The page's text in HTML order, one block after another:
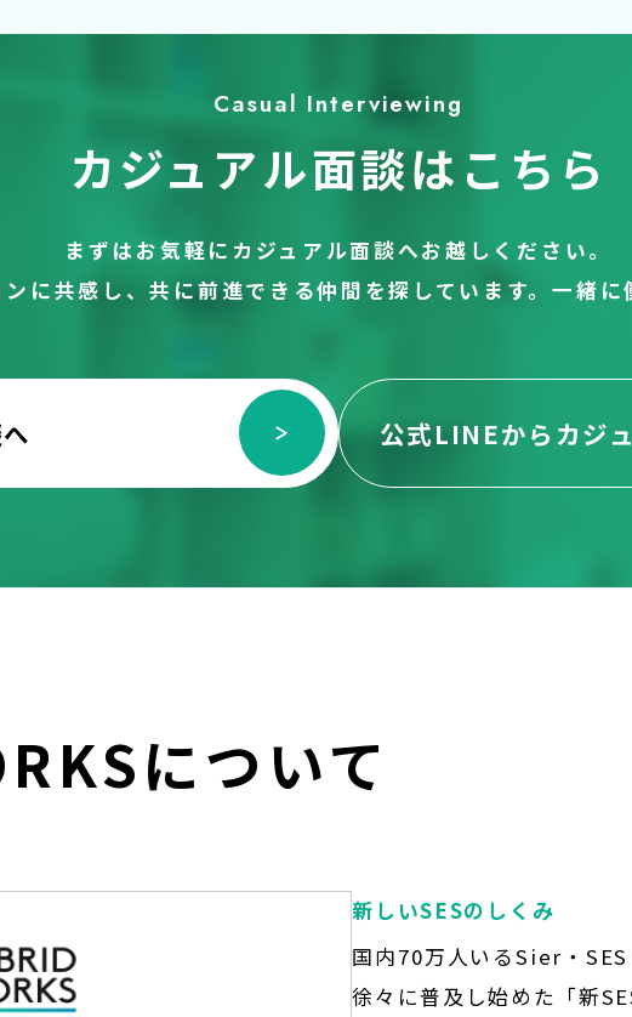
Casual Interviewing
カジュアル面談はこちら
まずはお気軽に カジュアル面談へお越しください。
に共感し、共に前進できる仲間を探しています。一緒に
公式LINEから カジ
について
新しいSESのしくみ
国内70万人いるSier・
徐々に普及し始めた「新